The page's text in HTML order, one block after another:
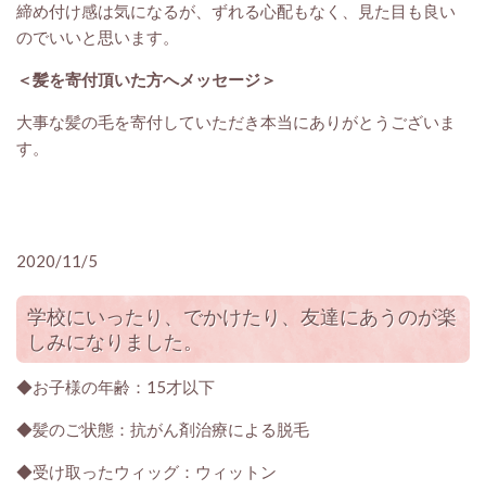
締め付け感は気になるが、ずれる心配もなく、見た目も良い
のでいいと思います。
＜髪を寄付頂いた方へメッセージ＞
大事な髪の毛を寄付していただき本当にありがとうございま
す。
2020/11/5
学校にいったり、でかけたり、友達にあうのが楽
しみになりました。
◆お子様の年齢：15才以下
◆髪のご状態：抗がん剤治療による脱毛
◆受け取ったウィッグ：ウィットン